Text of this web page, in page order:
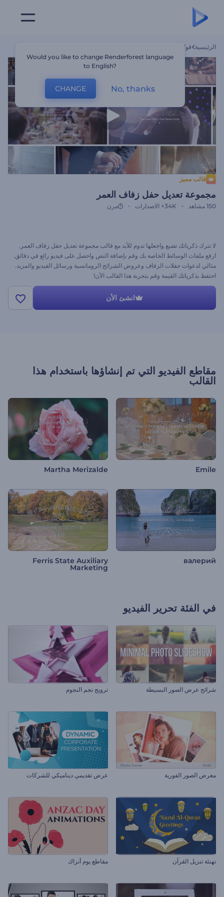
الرئيسية قوالب
قالب مميز
مجموعة تعديل حفل زفاف العمر
150 مشاهد 34K+ الاصدارات مرن
لا تترك ذكرياتك تضيع واجعلها تدوم للأبد مع قالب مجموعة تعديل حفل زفاف العمر.
ارفع ملفات الوسائط الخاصة بك وقم بإضافة النص واحصل على فيديو رائع في دقائق.
مثالي لدعوات حفلات الزفاف وعروض الشرائح الرومانسية ورسائل الفيديو والمزيد.
احتفظ بذكرياتك القيمة وقم بتجربة هذا القالب الآن!
انشئ الأن
مقاطع الفيديو التي تم إنشاؤها باستخدام هذا
القالب
Emile
Martha Merizalde
валерий
Ferris State Auxiliary
Marketing
في الفئة تحرير الفيديو
شرائح عرض الصور البسيطة ترويج نجم النجوم
معرض الصور الفورية عرض تقديمي ديناميكي للشركات
تهنئة تنزيل القرآن مقاطع يوم أنزاك
Would you like to change Renderforest language
to English?
CHANGE No, thanks